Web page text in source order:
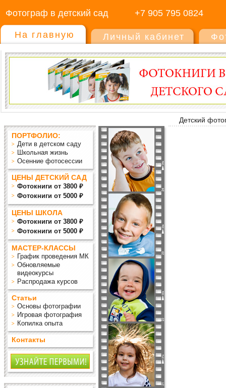
Фотограф в детский сад +7 905 795 0824
На главную Личный кабинет
Детский
ПОРТФОЛИО:
Дети в детском саду
Школьная жизнь
Осенние фотосессии
ЦЕНЫ ДЕТСКИЙ САД
Фотокниги от 3800 ₽
Фотокниги от 5000 ₽
ЦЕНЫ ШКОЛА
Фотокниги от 3800 ₽
Фотокниги от 5000 ₽
МАСТЕР-КЛАССЫ
График проведения МК
Обновляемые
видеокурсы
Распродажа курсов
Статьи
Основы фотографии
Игровая фотография
Копилка опыта
Контакты